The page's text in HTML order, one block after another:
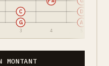
3 4
G A
C D
MONTANT